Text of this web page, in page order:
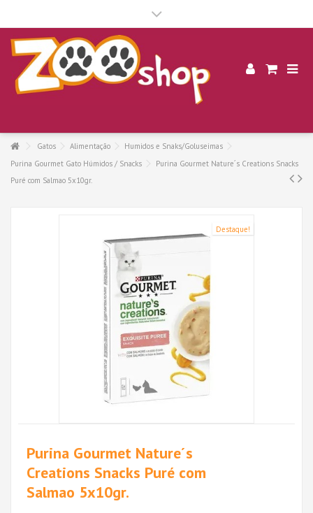
Gatos Alimentação
Humidos e Snaks/Goluseimas
Purina Gourmet Gato Húmidos / Snacks
Purina Gourmet Nature´s Creations Snacks
Puré com Salmao 5x10gr.
Destaque!
Purina Gourmet Nature´s
Creations Snacks Puré com
Salmao 5x10gr.